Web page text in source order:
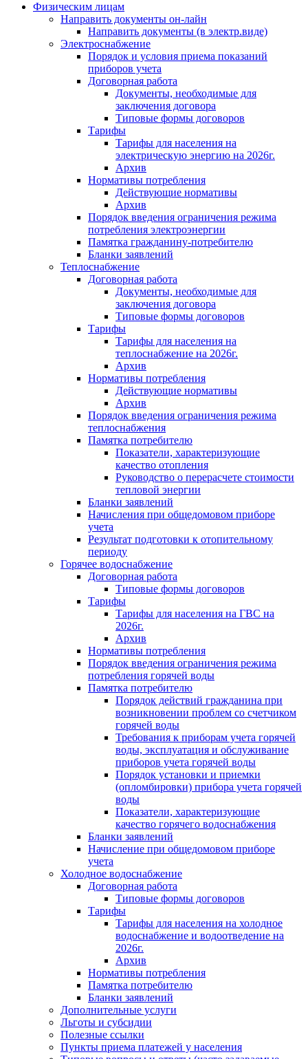
Физическим лицам
Направить документы он-лайн
Направить документы (в электр.виде)
Электроснабжение
Порядок и условия приема показаний
приборов учета
Договорная работа
Документы, необходимые для
заключения договора
Типовые формы договоров
Тарифы
Тарифы для населения на
электрическую энергию на 2026г.
Архив
Нормативы потребления
Действующие нормативы
Архив
Порядок введения ограничения режима
потребления электроэнергии
Памятка гражданину-потребителю
Бланки заявлений
Теплоснабжение
Договорная работа
Документы, необходимые для
заключения договора
Типовые формы договоров
Тарифы
Тарифы для населения на
теплоснабжение на 2026г.
Архив
Нормативы потребления
Действующие нормативы
Архив
Порядок введения ограничения режима
теплоснабжения
Памятка потребителю
Показатели, характеризующие
качество отопления
Руководство о перерасчете стоимости
тепловой энергии
Бланки заявлений
Начисления при общедомовом приборе
учета
Результат подготовки к отопительному
периоду
Горячее водоснабжение
Договорная работа
Типовые формы договоров
Тарифы
Тарифы для населения на ГВС на
2026г.
Архив
Нормативы потребления
Порядок введения ограничения режима
потребления горячей воды
Памятка потребителю
Порядок действий гражданина при
возникновении проблем со счетчиком
горячей воды
Требования к приборам учета горячей
воды, эксплуатация и обслуживание
приборов учета горячей воды
Порядок установки и приемки
(опломбировки) прибора учета горячей
воды
Показатели, характеризующие
качество горячего водоснабжения
Бланки заявлений
Начисление при общедомовом приборе
учета
Холодное водоснабжение
Договорная работа
Типовые формы договоров
Тарифы
Тарифы для населения на холодное
водоснабжение и водоотведение на
2026г.
Архив
Нормативы потребления
Памятка потребителю
Бланки заявлений
Дополнительные услуги
Льготы и субсидии
Полезные ссылки
Пункты приема платежей у населения